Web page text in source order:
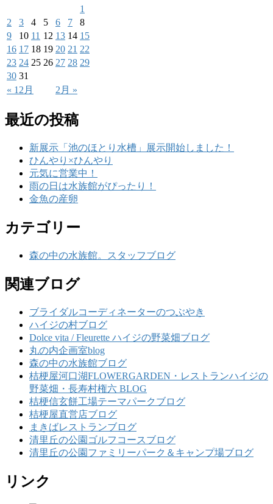
« 12月 2月 »
1
2
3 4 5 6 7
8
9
10 11 12 13 14 15
16 17 18 19 20 21 22
23 24 25 26 27 28 29
30 31
最近の投稿
新展示「池のほとり水槽」展示開始しました！
ひんやり×ひんやり
元気に営業中！
雨の日は水族館がぴったり！
金魚の産卵
カテゴリー
森の中の水族館。スタッフブログ
関連ブログ
ブライダルコーディネーターのつぶやき
ハイジの村ブログ
Dolce vita / Fleurette ハイジの野菜畑ブログ
丸の内企画室blog
森の中の水族館ブログ
桔梗屋河口湖FLOWERGARDEN・レストランハイジの
野菜畑・長寿村権六 BLOG
桔梗信玄餅工場テーマパークブログ
桔梗屋直営店ブログ
まきばレストランブログ
清里丘の公園ゴルフコースブログ
清里丘の公園ファミリーパーク＆キャンプ場ブログ
リンク